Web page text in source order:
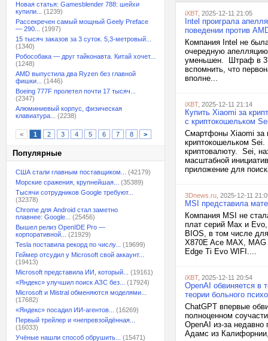
Новая статья: Gamesblender 788: шейхи
купили...
(1239)
Рассекречен самый мощный Geely Preface
— 290...
(1997)
15 тысяч заказов за 3 суток. 5,3-метровый...
(1340)
Робособака — друг тайконавта. Китай хочет...
(1248)
AMD выпустила два Ryzen без главной
фишки...
(1446)
Boeing 777F пролетел почти 17 тысяч...
(2347)
Алюминиевый корпус, физическая
клавиатура...
(2238)
< 1 2 3 4 5 6 7 8 >
Популярные
США стали главным поставщиком...
(42179)
Морские сражения, крупнейшая...
(35389)
Тысячи сотрудников Google требуют...
(32378)
Chrome для Android стал заметно
плавнее: Google...
(25456)
Вышел релиз OpenIDE Pro —
корпоративной...
(21929)
Tesla поставила рекорд по числу...
(19699)
Геймер отсудил у Microsoft свой аккаунт...
(19413)
Microsoft представила ИИ, который...
(19161)
«Яндекс» улучшил поиск АЗС без...
(17924)
Microsoft и Mistral обменяются моделями...
(17682)
«Яндекс» посадил ИИ-агентов...
(16269)
Первый трейлер и «непревзойдённая...
(16033)
Учёные нашли способ обрушить...
(15471)
iXBT, 2025-12-11 21:05
Intel проиграла
поведении против
Компания Intel не
очередную
уменьшен. Штраф в
вспомнить, что
вполне...
iXBT, 2025-12-11 21:14
Купить Xiaomi за
с криптокошельком
Смартфоны Xiaomi за
криптокошельком Sei.
криптовалюту. Sei,
масштабной
приложение для
3Dnews.ru , 2025-12-11
MSI представила
Компания MSI не
плат серий Max и
BIOS, в том числе
X870E Ace MAX,
Edge Ti Evo WIFI....
iXBT, 2025-12-11 20:54
OpenAI обвиняется в
теории больного
ChatGPT впервые
полноценном
OpenAI из-за
Адамс из